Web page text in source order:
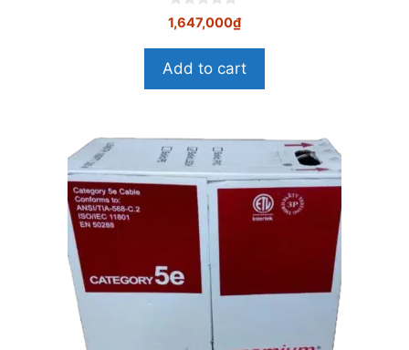
0
n
à
5
1,647,000₫
Add to cart